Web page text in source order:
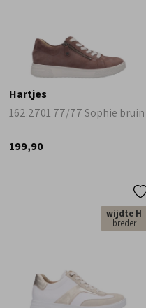
Hartjes
162.2701 77/77 Sophie bruin
199,90
wijdte H
breder